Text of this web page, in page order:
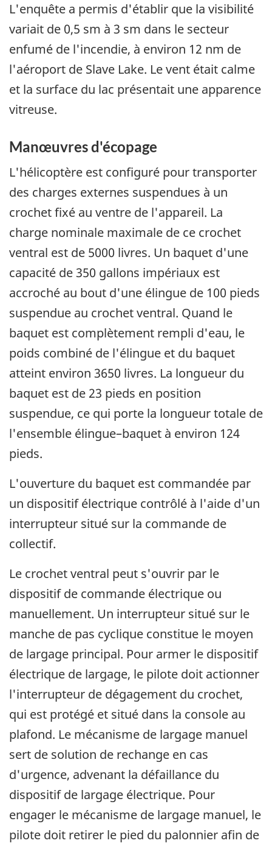
L'enquête a permis d'établir que la visibilité
variait de 0,5 sm à 3 sm dans le secteur
enfumé de l'incendie, à environ 12 nm de
l'aéroport de Slave Lake. Le vent était calme
et la surface du lac présentait une apparence
vitreuse.
Manœuvres d'écopage
L'hélicoptère est configuré pour transporter
des charges externes suspendues à un
crochet fixé au ventre de l'appareil. La
charge nominale maximale de ce crochet
ventral est de 5000 livres. Un baquet d'une
capacité de 350 gallons impériaux est
accroché au bout d'une élingue de 100 pieds
suspendue au crochet ventral. Quand le
baquet est complètement rempli d'eau, le
poids combiné de l'élingue et du baquet
atteint environ 3650 livres. La longueur du
baquet est de 23 pieds en position
suspendue, ce qui porte la longueur totale de
l'ensemble élingue–baquet à environ 124
pieds.
L'ouverture du baquet est commandée par
un dispositif électrique contrôlé à l'aide d'un
interrupteur situé sur la commande de
collectif.
Le crochet ventral peut s'ouvrir par le
dispositif de commande électrique ou
manuellement. Un interrupteur situé sur le
manche de pas cyclique constitue le moyen
de largage principal. Pour armer le dispositif
électrique de largage, le pilote doit actionner
l'interrupteur de dégagement du crochet,
qui est protégé et situé dans la console au
plafond. Le mécanisme de largage manuel
sert de solution de rechange en cas
d'urgence, advenant la défaillance du
dispositif de largage électrique. Pour
engager le mécanisme de largage manuel, le
pilote doit retirer le pied du palonnier afin de